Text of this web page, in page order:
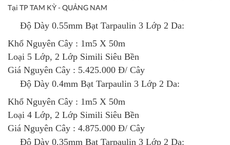
Tại TP TAM KỲ - QUẢNG NAM
Độ Dày 0.55mm Bạt Tarpaulin 3 Lớp 2 Da:
Khổ Nguyên Cây : 1m5 X 50m
Loại 5 Lớp, 2 Lớp Simili Siêu Bền
Giá Nguyên Cây : 5.425.000 Đ/ Cây
Độ Dày 0.4mm Bạt Tarpaulin 3 Lớp 2 Da:
Khổ Nguyên Cây : 1m5 X 50m
Loại 4 Lớp, 2 Lớp Simili Siêu Bền
Giá Nguyên Cây : 4.875.000 Đ/ Cây
Độ Dày 0.35mm Bạt Tarpaulin 3 Lớp 2 Da: